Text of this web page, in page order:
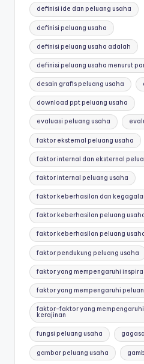
definisi ide dan peluang usaha
definisi peluang usaha
definisi peluang usaha adalah
definisi peluang usaha menurut
desain grafis peluang usaha
download ppt peluang usaha
evaluasi peluang usaha
faktor eksternal peluang usaha
faktor internal dan eksternal
faktor internal peluang usaha
faktor keberhasilan dan
faktor keberhasilan peluang
faktor keberhasilan peluang
faktor pendukung peluang usaha
faktor yang mempengaruhi
faktor yang mempengaruhi
faktor-faktor yang
kerajinan
fungsi peluang usaha
gambar peluang usaha